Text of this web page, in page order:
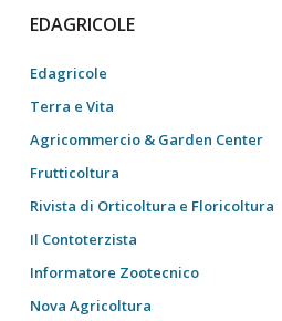
EDAGRICOLE
Edagricole
Terra e Vita
Agricommercio & Garden Center
Frutticoltura
Rivista di Orticoltura e Floricoltura
Il Contoterzista
Informatore Zootecnico
Nova Agricoltura